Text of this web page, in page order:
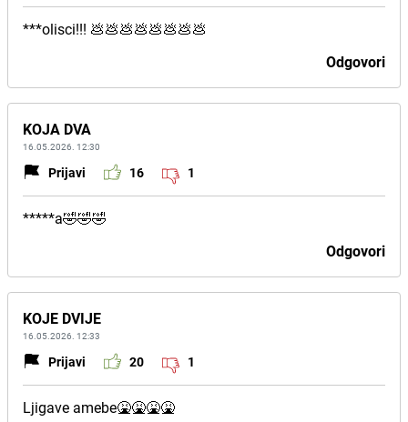
***olisci!!! 💩💩💩💩💩💩💩💩
Odgovori
KOJA DVA
16.05.2026. 12:30
Prijavi 16 1
*****a🤣🤣🤣
Odgovori
KOJE DVIJE
16.05.2026. 12:33
Prijavi 20 1
Ljigave amebe🤮🤮🤮🤮